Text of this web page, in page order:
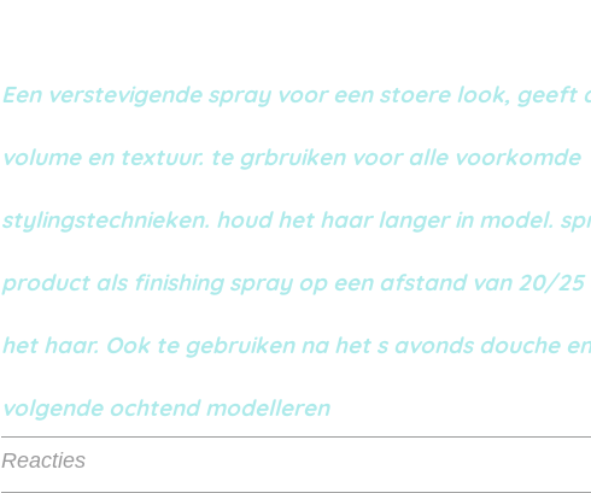
Een verstevigende spray voor een stoere look, geeft
volume en textuur. te grbruiken voor alle voorkomde
stylingstechnieken. houd het haar langer in model.
product als finishing spray op een afstand van 20/25
het haar. Ook te gebruiken na het s avonds douche
volgende ochtend modelleren
Reacties